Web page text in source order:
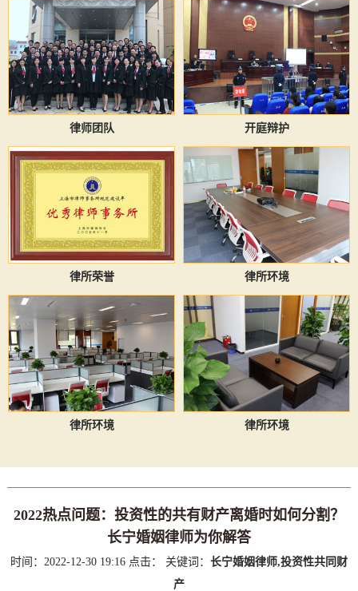
律师团队 开庭辩护
律所荣誉 律所环境
律所环境 律所环境
2022热点问题：投资性的共有财产离婚时如何分割？
长宁婚姻律师为你解答
时间：2022-12-30 19:16 点击： 关键词： 长宁婚姻律师,投资性共同财
产